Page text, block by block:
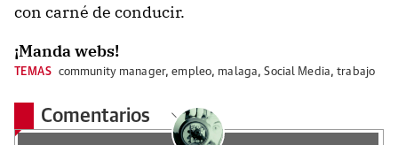
con carné de conducir.
¡Manda webs!
TEMAS community manager,empleo, malaga,Social Media,trabajo
Comentarios